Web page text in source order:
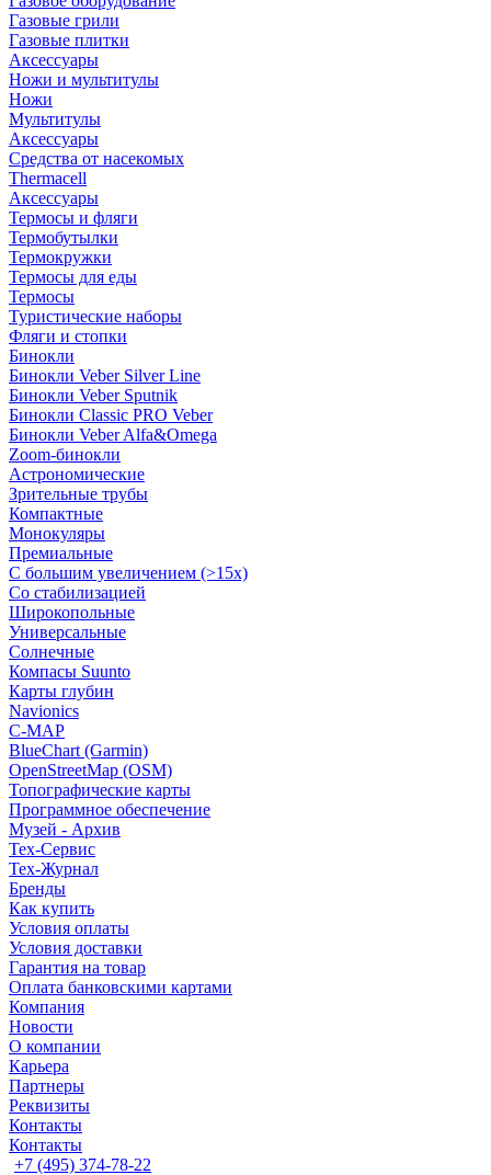
Газовые грили
Газовые плитки
Аксессуары
Ножи и мультитулы
Ножи
Мультитулы
Аксессуары
Средства от насекомых
Thermacell
Аксессуары
Термосы и фляги
Термобутылки
Термокружки
Термосы для еды
Термосы
Туристические наборы
Фляги и стопки
Бинокли
Бинокли Veber Silver Line
Бинокли Veber Sputnik
Бинокли Classic PRO Veber
Бинокли Veber Alfa&Omega
Zoom-бинокли
Астрономические
Зрительные трубы
Компактные
Монокуляры
Премиальные
С большим увеличением (>15x)
Со стабилизацией
Широкопольные
Универсальные
Солнечные
Компасы Suunto
Карты глубин
Navionics
C-MAP
BlueChart (Garmin)
OpenStreetMap (OSM)
Топографические карты
Программное обеспечение
Музей - Архив
Tex-Сервис
Тех-Журнал
Бренды
Как купить
Условия оплаты
Условия доставки
Гарантия на товар
Оплата банковскими картами
Компания
Новости
О компании
Карьера
Партнеры
Реквизиты
Контакты
Контакты
+7 (495) 374-78-22